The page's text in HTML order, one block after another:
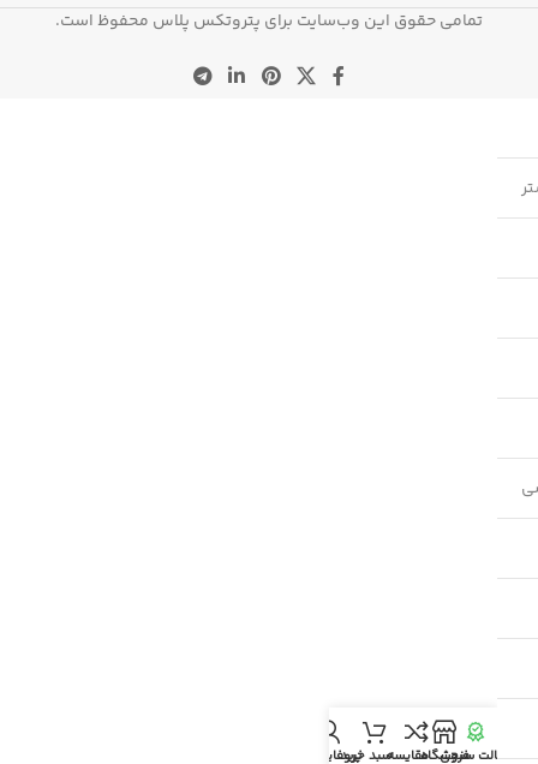
تمامی حقوق این وب‌سایت برای پتروتکس پلاس محفوظ است.
سنجی
فروشگاهمقایسهسبد خریدپروفایل من